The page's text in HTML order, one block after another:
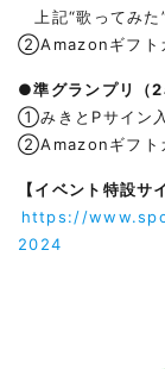
上記“歌ってみた
②Amazonギフト
●準グランプリ（2
①みきとPサイン
②Amazonギフト
【イベント特設サ
https://
2024